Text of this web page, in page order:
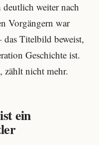
weiter nach
Vorgängern war
Titelbild beweist,
Geschichte ist.
zählt nicht mehr.
ein